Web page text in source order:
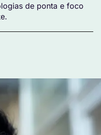
de ponta e foco